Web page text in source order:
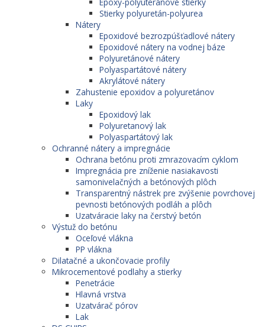
Stierky polyuretán-polyurea
Nátery
Epoxidové bezrozpúšťadlové nátery
Epoxidové nátery na vodnej báze
Polyuretánové nátery
Polyaspartátové nátery
Akrylátové nátery
Zahustenie epoxidov a polyuretánov
Laky
Epoxidový lak
Polyuretanový lak
Polyaspartátový lak
Ochranné nátery a impregnácie
Ochrana betónu proti zmrazovacím cyklom
Impregnácia pre zníženie nasiakavosti
samonivelačných a betónových plôch
Transparentný nástrek pre zvýšenie povrchovej
pevnosti betónových podláh a plôch
Uzatváracie laky na čerstvý betón
Výstuž do betónu
Oceľové vlákna
PP vlákna
Dilatačné a ukončovacie profily
Mikrocementové podlahy a stierky
Penetrácie
Hlavná vrstva
Uzatvárač pórov
Lak